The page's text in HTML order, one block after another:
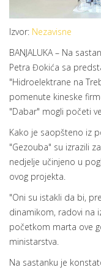
Izvor: Nezavisne
BANJALUKA – Na
Petra Đokića sa
"Hidroelektrane na
pomenute kineske
"Dabar" mogli početi
Kako je saopšteno iz
"Gezouba" su izrazili
nedjelje učinjeno u
ovog projekta.
"Oni su istakli da bi,
dinamikom, radovi na
početkom marta ove
ministarstva.
Na sastanku je